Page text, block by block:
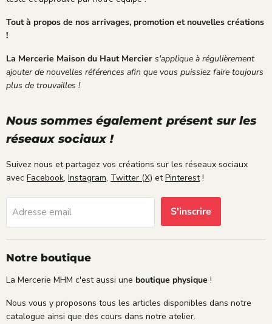
t
;
s
é
e
u
x
.
Je
ple
ine
isf
ait
Tout à propos de nos arrivages, promotion et nouvelles créations
!
La Mercerie Maison du Haut Mercier s'applique à régulièrement
ajouter de nouvelles références afin que vous puissiez faire toujours
plus de trouvailles !
Nous sommes également présent sur les
réseaux sociaux !
Suivez nous et partagez vos créations sur les réseaux sociaux
avec Facebook, Instagram, Twitter (X) etPinterest!
Adresse email S'inscrire
Notre boutique
La Mercerie MHM c'est aussi une boutique physique !
Nous vous y proposons tous les articles disponibles dans notre
catalogue ainsi que des cours dans notre atelier.